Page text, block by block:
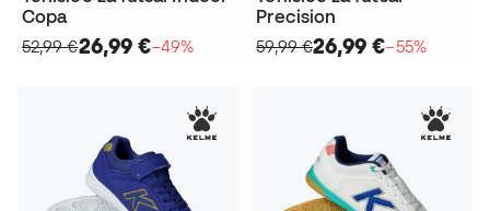
Copa
52,99 €26,99 €−49%
Precision
59,99 €26,99 €−55%